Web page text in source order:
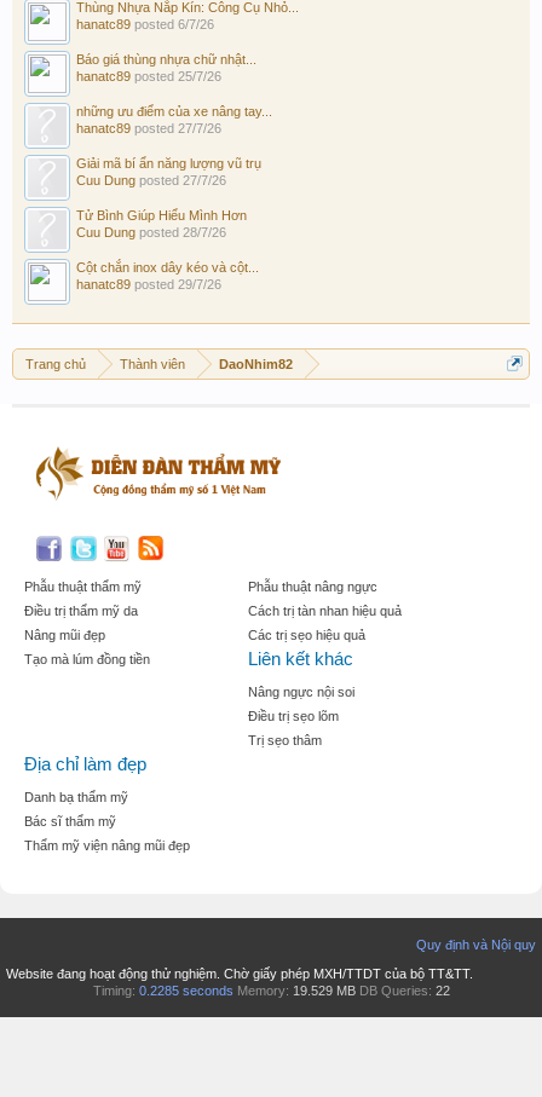
Thùng Nhựa Nắp Kín: Công Cụ Nhỏ...
hanatc89 posted 6/7/26
Báo giá thùng nhựa chữ nhật...
hanatc89 posted 25/7/26
những ưu điểm của xe nâng tay...
hanatc89 posted 27/7/26
Giải mã bí ẩn năng lượng vũ trụ
Cuu Dung posted 27/7/26
Tử Bình Giúp Hiểu Mình Hơn
Cuu Dung posted 28/7/26
Cột chắn inox dây kéo và cột...
hanatc89 posted 29/7/26
Trang chủ Thành viên DaoNhim82
Phẫu thuật thẩm mỹ
Điều trị thẩm mỹ da
Nâng mũi đẹp
Tạo mà lúm đồng tiền
Phẫu thuật nâng ngực
Cách trị tàn nhan hiệu quả
Các trị sẹo hiệu quả
Liên kết khác
Nâng ngực nội soi
Điều trị sẹo lõm
Trị sẹo thâm
Địa chỉ làm đẹp
Danh bạ thẩm mỹ
Bác sĩ thẩm mỹ
Thẩm mỹ viện nâng mũi đẹp
Quy định và Nội quy
Website đang hoạt động thử nghiệm. Chờ giấy phép MXH/TTDT của bộ TT&TT.
Timing: 0.2285 seconds Memory: 19.529 MB DB Queries: 22